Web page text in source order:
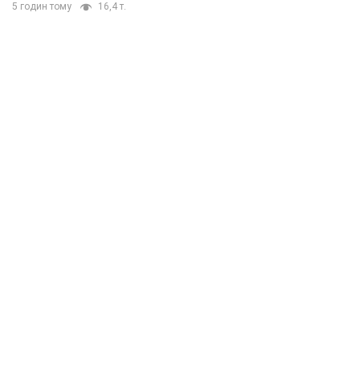
5 годин тому 16,4 т.